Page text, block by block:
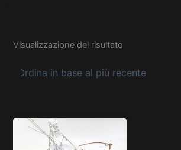
Visualizzazione del risultato